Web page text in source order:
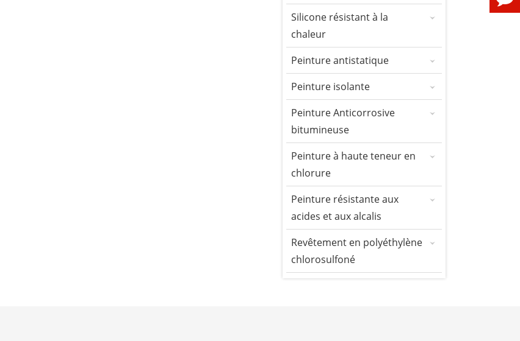
Silicone résistant à la
chaleur
Peinture antistatique
Peinture isolante
Peinture Anticorrosive
bitumineuse
Peinture à haute teneur en
chlorure
Peinture résistante aux
acides et aux alcalis
Revêtement en polyéthylène
chlorosulfoné